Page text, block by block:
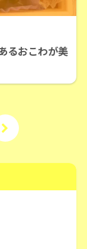
るおこわが美